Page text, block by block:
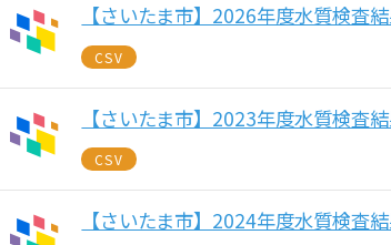
【さいたま市】2026年度水質検査
CSV
【さいたま市】2023年度水質検査
CSV
【さいたま市】2024年度水質検査